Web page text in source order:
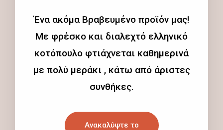
Ένα ακόμα Βραβευμένο προϊόν μας!
Με φρέσκο και διαλεχτό ελληνικό
κοτόπουλο φτιάχνεται καθημερινά
με πολύ μεράκι , κάτω από άριστες
συνθήκες.
Ανακαλύψτε το